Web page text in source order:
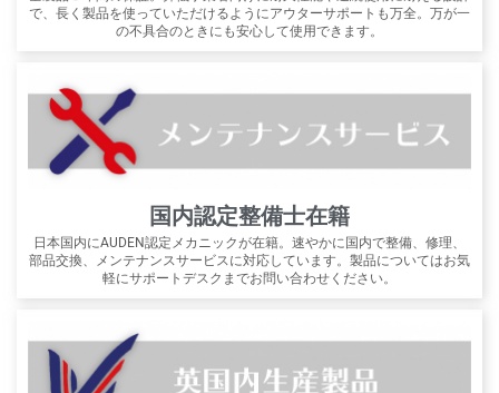
で、長く製品を使っていただけるようにアウターサポートも万全。万が一
の不具合のときにも安心して使用できます。
国内認定整備士在籍
日本国内にAUDEN認定メカニックが在籍。速やかに国内で整備、修理、
部品交換、メンテナンスサービスに対応しています。製品についてはお気
軽にサポートデスクまでお問い合わせください。